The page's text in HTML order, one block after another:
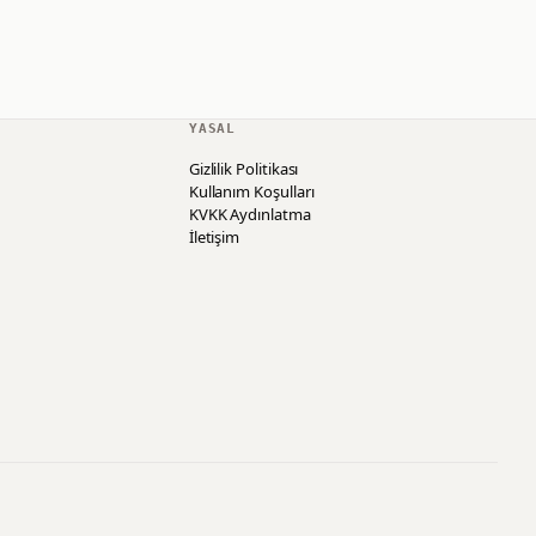
YASAL
Gizlilik Politikası
Kullanım Koşulları
KVKK Aydınlatma
İletişim